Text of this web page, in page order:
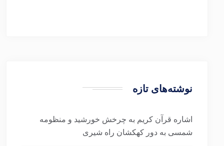
نوشته‌های تازه
اشاره قرآن کریم به چرخش خورشید و منظومه
شمسی به دور کهکشان راه شیری